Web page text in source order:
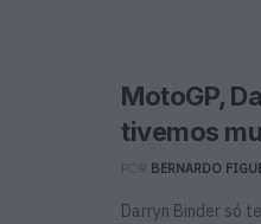
MotoGP,
tivemos
BERNARDO
Darryn Binder só